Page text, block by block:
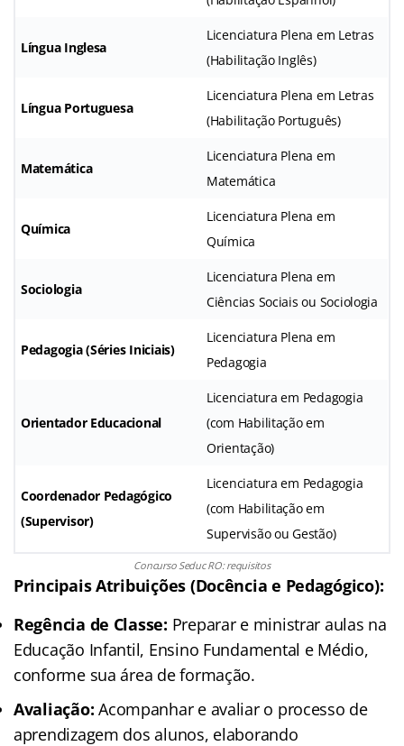
Língua Inglesa
Licenciatura Plena em Letras
(Habilitação Inglês)
Língua Portuguesa
Licenciatura Plena em Letras
(Habilitação Português)
Matemática
Licenciatura Plena em
Matemática
Química
Licenciatura Plena em
Química
Sociologia
Licenciatura Plena em
Ciências Sociais ou Sociologia
Pedagogia (Séries Iniciais)
Licenciatura Plena em
Pedagogia
Orientador Educacional
Licenciatura em Pedagogia
(com Habilitação em
Orientação)
Coordenador Pedagógico
(Supervisor)
Licenciatura em Pedagogia
(com Habilitação em
Supervisão ou Gestão)
Concurso Seduc RO: requisitos
Principais Atribuições (Docência e Pedagógico):
Regência de Classe: Preparar e ministrar aulas na
Educação Infantil, Ensino Fundamental e Médio,
conforme sua área de formação.
Avaliação: Acompanhar e avaliar o processo de
aprendizagem dos alunos, elaborando